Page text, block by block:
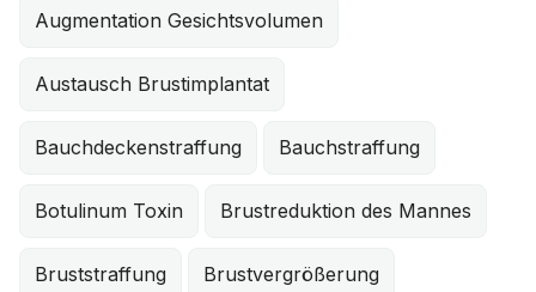
Augmentation Gesichtsvolumen
Austausch Brustimplantat
Bauchdeckenstraffung Bauchstraffung
Botulinum Toxin Brustreduktion des Mannes
Bruststraffung Brustvergrößerung